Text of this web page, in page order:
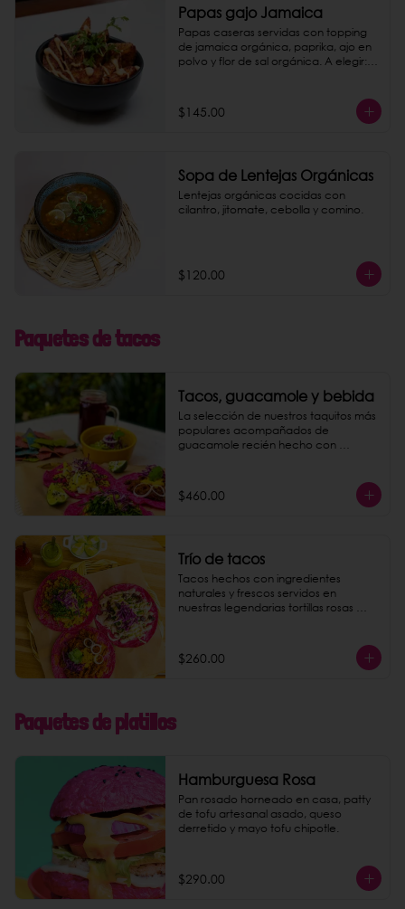
Papas gajo Jamaica
Papas caseras servidas con topping
de jamaica orgánica, paprika, ajo en
polvo y flor de sal orgánica. A elegir:
$145.00
Sopa de Lentejas Orgánicas
Lentejas orgánicas cocidas con
cilantro, jitomate, cebolla y comino.
$120.00
Paquetes de tacos
Tacos, guacamole y bebida
La selección de nuestros taquitos más
populares acompañados de
guacamole recién hecho con
jamaica o limonada rosa.
$460.00
Trío de tacos
Tacos hechos con ingredientes
naturales y frescos servidos en
nuestras legendarias tortillas rosas
pastor de setas - machacha tofu -
coliflor con requesón de coco -
$260.00
Paquetes de platillos
Hamburguesa Rosa
Pan rosado horneado en casa, patty
de tofu artesanal asado, queso
derretido y mayo tofu chipotle.
$290.00